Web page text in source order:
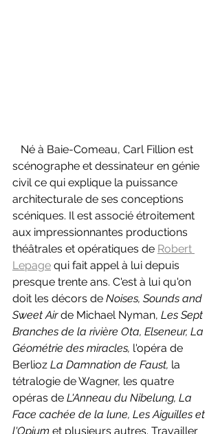
scénographe et dessinateur en génie
civil ce qui explique la puissance
architecturale de ses conceptions
scéniques. Il est associé étroitement
aux impressionnantes productions
théâtrales et opératiques de Robert
Lepage qui fait appel à lui depuis
presque trente ans. C'est à lui qu'on
doit les décors de Noises, Sounds and
Sweet Air de Michael Nyman, Les Sept
Branches de la rivière Ota, Elseneur, La
Géométrie des miracles, l'opéra de
Berlioz La Damnation de Faust, la
tétralogie de Wagner, les quatre
opéras de L'Anneau du Nibelung, La
Face cachée de la lune, Les Aiguilles et
l'Opium et plusieurs autres. Travailler